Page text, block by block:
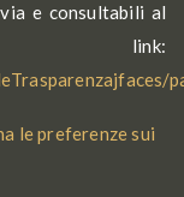
e consultabili al
link:
le preferenze sui